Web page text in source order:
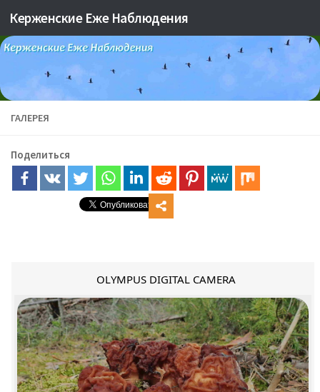
Skip to content
Керженские Еже Наблюдения
ГАЛЕРЕЯ
Поделиться
OLYMPUS DIGITAL CAMERA